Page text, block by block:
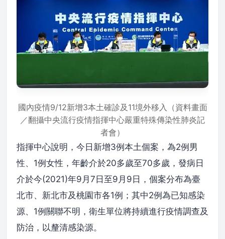
國內疫情9/12新增3本土確診及11境外移入（資料畫面
／翻攝中央流行疫情指揮中心嚴重特殊傳染性肺炎記
者會）
指揮中心說明，今日新增3例本土個案，為2例男
性、1例女性，年齡介於20多歲至70多歲，發病日
介於今(2021)年9月7日至9月9日，個案分布為臺
北市、新北市及桃園市各1例；其中2例為已知感染
源、1例關聯不明，衛生單位將持續進行疫情調查及
防治，以釐清感染源。